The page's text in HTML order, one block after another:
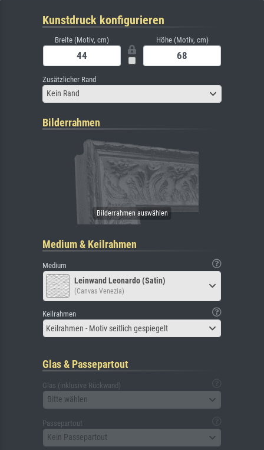
Kunstdruck konfigurieren
Breite (Motiv, cm) Höhe (Motiv, cm)
Zusätzlicher Rand
Kein Rand
Bilderrahmen
Medium & Keilrahmen
Medium
Leinwand Leonardo (Satin)
(Canvas Venezia)
Keilrahmen
Keilrahmen - Motiv seitlich gespiegelt
Glas & Passepartout
Glas (inklusive Rückwand)
Bitte wählen
Passepartout
Kein Passepartout